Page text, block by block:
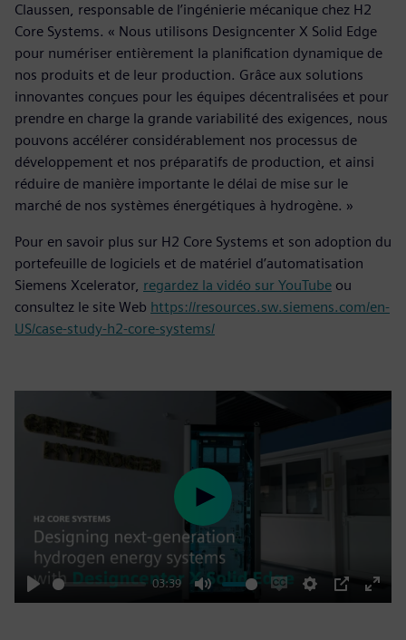
Claussen, responsable de l’ingénierie mécanique chez H2
Core Systems. « Nous utilisons Designcenter X Solid Edge
pour numériser entièrement la planification dynamique de
nos produits et de leur production. Grâce aux solutions
innovantes conçues pour les équipes décentralisées et pour
prendre en charge la grande variabilité des exigences, nous
pouvons accélérer considérablement nos processus de
développement et nos préparatifs de production, et ainsi
réduire de manière importante le délai de mise sur le
marché de nos systèmes énergétiques à hydrogène. »
Pour en savoir plus sur H2 Core Systems et son adoption du
portefeuille de logiciels et de matériel d’automatisation
Siemens Xcelerator, regardez la vidéo sur YouTube ou
consultez le site Web https://resources.sw.siemens.com/en-
US/case-study-h2-core-systems/
Play
03:39
Mute
EnableSettings
PIP
Enter
Play